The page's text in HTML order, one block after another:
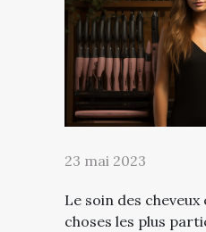
23 mai 2023
Le soin des cheveux
choses les plus